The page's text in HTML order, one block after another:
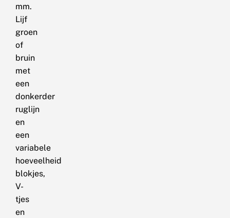
mm.
Lijf
groen
of
bruin
met
een
donkerder
ruglijn
en
een
variabele
hoeveelheid
blokjes,
V-
tjes
en